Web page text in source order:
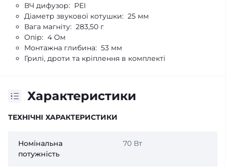
ВЧ дифузор: PEI
Діаметр звукової котушки: 25 мм
Вага магніту: 283,50 г
Опір: 4 Ом
Монтажна глибина: 53 мм
Грилі, дроти та кріплення в комплекті
Характеристики
ТЕХНІЧНІ ХАРАКТЕРИСТИКИ
Номінальна
потужність
70 Вт